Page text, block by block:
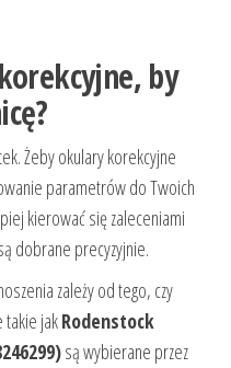
by
Żeby okulary korekcyjne
parametrów do Twoich
kierować się zaleceniami
dobrane precyzyjnie.
zależy od tego, czy
takie jakRodenstock
są wybierane przez